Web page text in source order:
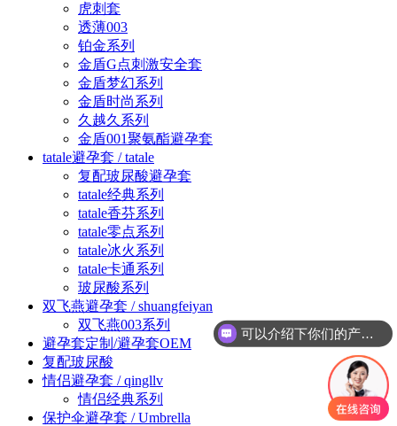
虎刺套
透薄003
铂金系列
金盾G点刺激安全套
金盾梦幻系列
金盾时尚系列
久越久系列
金盾001聚氨酯避孕套
tatale避孕套 / tatale
复配玻尿酸避孕套
tatale经典系列
tatale香芬系列
tatale零点系列
tatale冰火系列
tatale卡通系列
玻尿酸系列
双飞燕避孕套 / shuangfeiyan
双飞燕003系列
避孕套定制/避孕套OEM
复配玻尿酸
情侣避孕套 / qingllv
情侣经典系列
保护伞避孕套 / Umbrella
可以介绍下你们的产品么？